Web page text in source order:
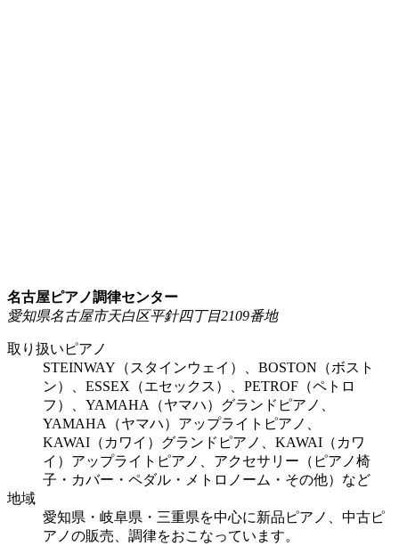
名古屋ピアノ調律センター
愛知県名古屋市天白区平針四丁目2109番地
取り扱いピアノ
STEINWAY（スタインウェイ）、BOSTON（ボスト
ン）、ESSEX（エセックス）、PETROF（ペトロ
フ）、YAMAHA（ヤマハ）グランドピアノ、
YAMAHA（ヤマハ）アップライトピアノ、
KAWAI（カワイ）グランドピアノ、KAWAI（カワ
イ）アップライトピアノ、アクセサリー（ピアノ椅
子・カバー・ペダル・メトロノーム・その他）など
地域
愛知県・岐阜県・三重県を中心に新品ピアノ、中古ピ
アノの販売、調律をおこなっています。